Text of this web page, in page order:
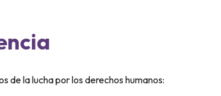
de la lucha por los derechos humanos: